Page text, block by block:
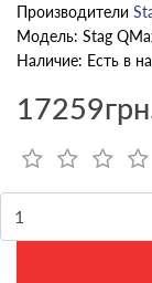
Производители
Модель: Stag
Наличие: Есть в